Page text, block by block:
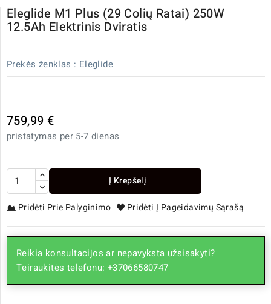
Eleglide M1 Plus (29 Colių Ratai) 250W
12.5Ah Elektrinis Dviratis
Prekės ženklas : Eleglide
759,99 €
pristatymas per 5-7 dienas
Į Krepšelį
Pridėti Prie Palyginimo Pridėti Į Pageidavimų Sąrašą
Reikia konsultacijos ar nepavyksta užsisakyti?
Teiraukitės telefonu: +37066580747